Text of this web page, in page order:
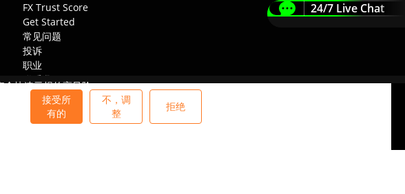
FX Trust Score
Get Started
常见问题
投诉
职业
联系我们
24/7 Live Chat
金快速亏损的高风险。
其中涉及的风险。
接受所
有的
不，调
整
拒绝